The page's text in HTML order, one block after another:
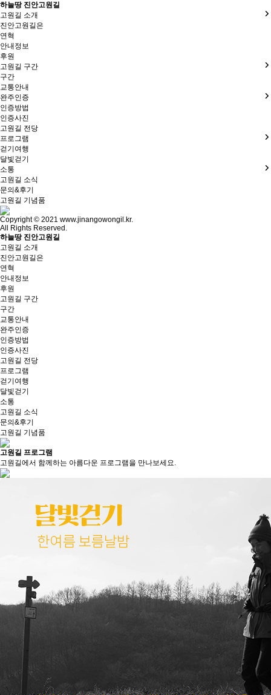
하늘땅 진안고원길
고원길 소개
진안고원길은
연혁
안내정보
후원
고원길 구간
구간
교통안내
완주인증
인증방법
인증사진
고원길 전당
프로그램
걷기여행
달빛걷기
소통
고원길 소식
문의&후기
고원길 기념품
Copyright © 2021 www.jinangowongil.kr.
All Rights Reserved.
하늘땅 진안고원길
고원길 소개
진안고원길은
연혁
안내정보
후원
고원길 구간
구간
교통안내
완주인증
인증방법
인증사진
고원길 전당
프로그램
걷기여행
달빛걷기
소통
고원길 소식
문의&후기
고원길 기념품
고원고개 50개, 고원길 210㎞에서 놀다
고원의 아름다움과 만나다
고원고개 50개, 고원길 210㎞에서 놀다
고원의 아름다움과 만나다
고원고개 50개, 고원길 210㎞에서 놀다
고원의 아름다움과 만나다
고원길 프로그램
고원길에서 함께하는 아름다운 프로그램을 만나보세요.